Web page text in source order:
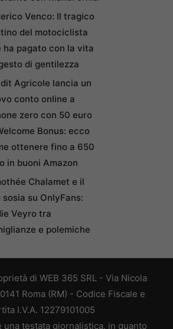
Venco: Il tragico
del motociclista
ha pagato con la vita
di gentilezza
Agricole lancia un
conto online a
zero con 50 euro
Bonus: ecco
ottenere fino a 650
in buoni Amazon
Chalamet e il
sosia su OnlyFans:
Veyro tra
e polemiche
di WEB 365 SRL - Via Nicola
Roma (RM) - Codice Fiscale e
I.V.A. 12279101005
una testata giornalistica, in quanto